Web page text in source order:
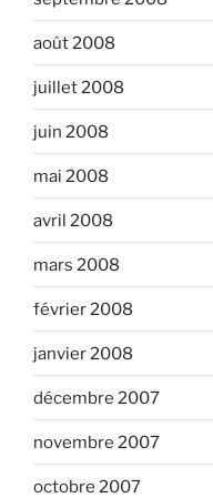
août 2008
juillet 2008
juin 2008
mai 2008
avril 2008
mars 2008
février 2008
janvier 2008
décembre 2007
novembre 2007
octobre 2007